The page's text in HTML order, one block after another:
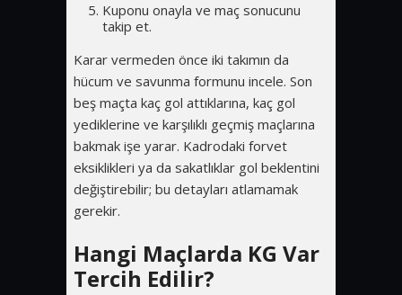
Kuponu onayla ve maç sonucunu
takip et.
Karar vermeden önce iki takımın da
hücum ve savunma formunu incele. Son
beş maçta kaç gol attıklarına, kaç gol
yediklerine ve karşılıklı geçmiş maçlarına
bakmak işe yarar. Kadrodaki forvet
eksiklikleri ya da sakatlıklar gol beklentini
değiştirebilir; bu detayları atlamamak
gerekir.
Hangi Maçlarda KG Var
Tercih Edilir?